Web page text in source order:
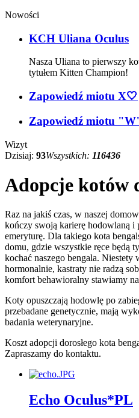
Nowości
KCH Uliana Oculus
Nasza Uliana to pierwszy
tytułem Kitten Champion!
Zapowiedź miotu X🤍
Zapowiedź miotu
Wizyt
Dzisiaj: 93Wszystkich: 116436
Adopcje kotów
Raz na jakiś czas, w naszej
kończy swoją karierę hodowlaną i
emeryturę. Dla takiego kota
domu, gdzie wszystkie ręce będą
kochać naszego bengala.
hormonalnie, kastraty nie radzą
komfort behawioralny stawiamy
Koty opuszczają hodowlę po
przebadane genetycznie, mają
badania weterynaryjne.
Koszt adopcji dorosłego kota
Zapraszamy do kontaktu.
Echo Oculus*PL